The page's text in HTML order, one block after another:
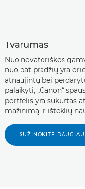
Tvarumas
Nuo novatoriškos
nuo pat pradžių yra
atnaujintų bei
palaikyti, „Canon“
portfelis yra sukurtas
mažinimą ir išteklių
SUŽINOKITE DAUGIAU